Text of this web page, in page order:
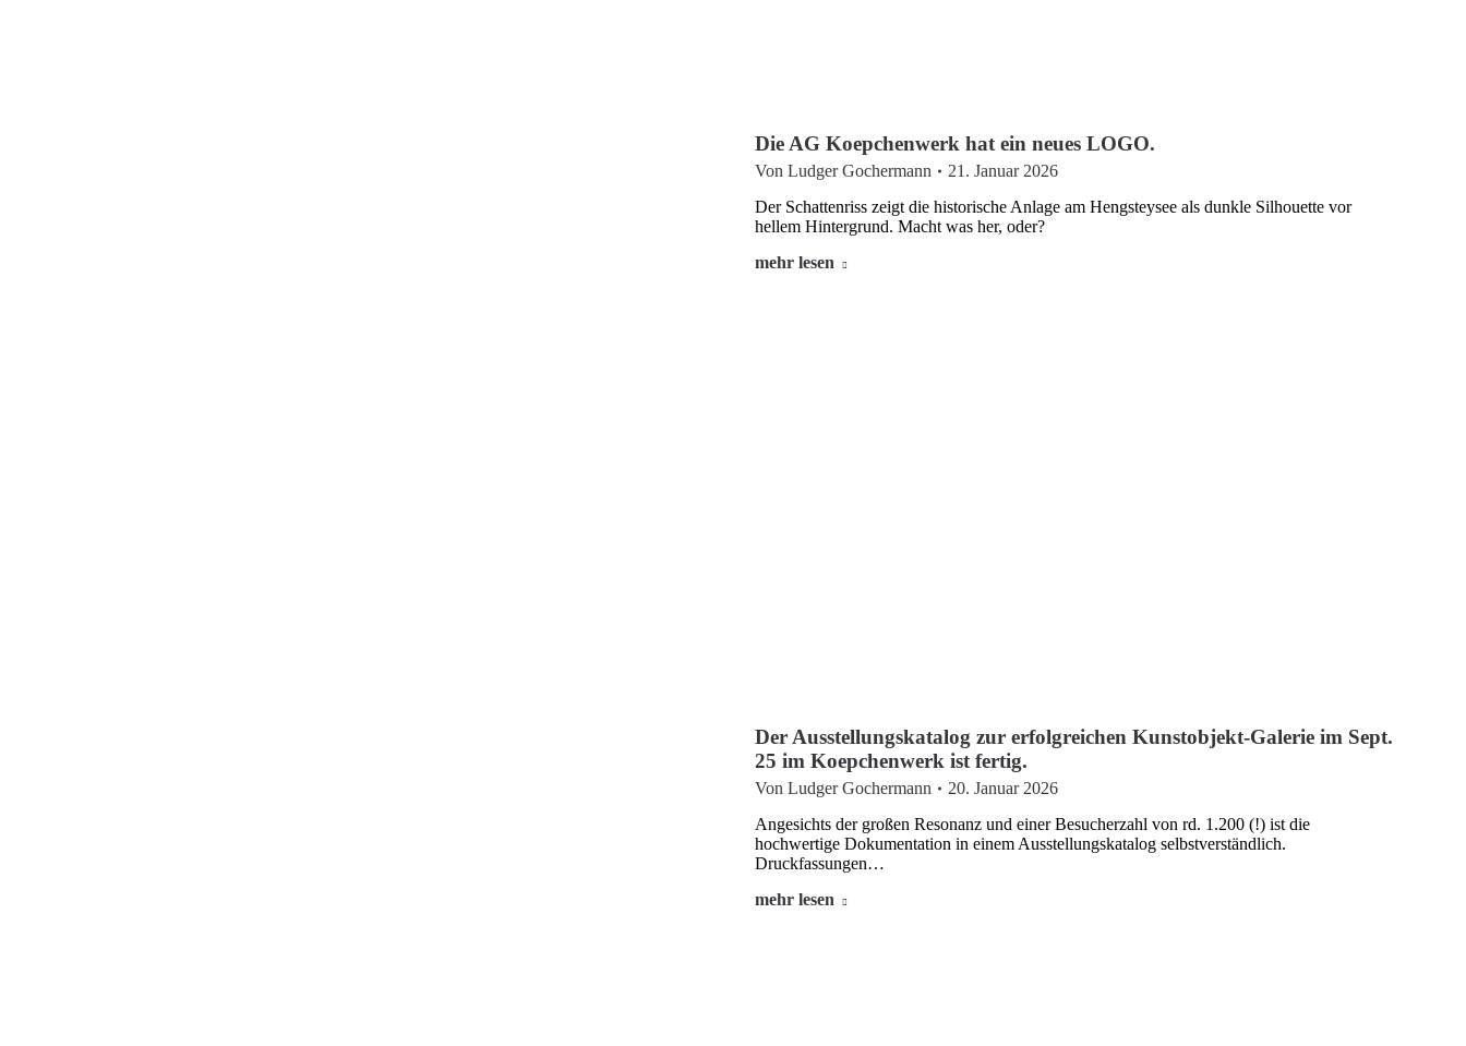
Die AG Koepchenwerk hat ein neues LOGO.
Von Ludger Gochermann
21. Januar 2026
Der Schattenriss zeigt die historische Anlage am Hengsteysee als dunkle Silhouette vor
hellem Hintergrund. Macht was her, oder?
mehr lesen
Der Ausstellungskatalog zur erfolgreichen Kunstobjekt-Galerie im Sept.
25 im Koepchenwerk ist fertig.
Von Ludger Gochermann
20. Januar 2026
Angesichts der großen Resonanz und einer Besucherzahl von rd. 1.200 (!) ist die
hochwertige Dokumentation in einem Ausstellungskatalog selbstverständlich.
Druckfassungen…
mehr lesen